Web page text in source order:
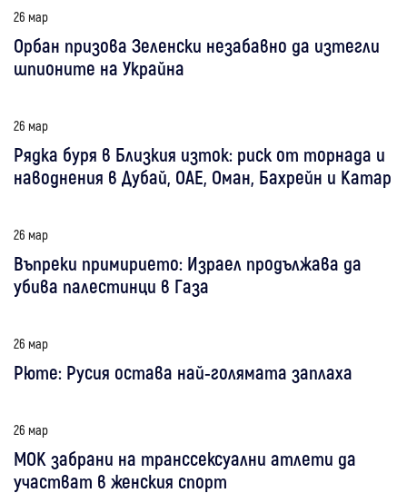
26 мар
Орбан призова Зеленски незабавно да изтегли
шпионите на Украйна
26 мар
Рядка буря в Близкия изток: риск от торнада и
наводнения в Дубай, ОАЕ, Оман, Бахрейн и Катар
26 мар
Въпреки примирието: Израел продължава да
убива палестинци в Газа
26 мар
Рюте: Русия остава най-голямата заплаха
26 мар
МОК забрани на транссексуални атлети да
участват в женския спорт